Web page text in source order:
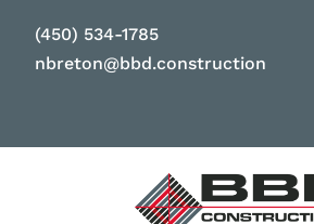
(450) 534-1785
nbreton@bbd.construction